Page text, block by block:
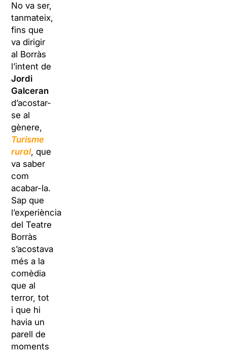
No va ser,
tanmateix,
fins que
va dirigir
al Borràs
l’intent de
Jordi
Galceran
d’acostar-
se al
gènere,
Turisme
rural, que
va saber
com
acabar-la.
Sap que
l’experiència
del Teatre
Borràs
s’acostava
més a la
comèdia
que al
terror, tot
i que hi
havia un
parell de
moments